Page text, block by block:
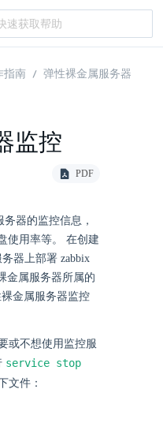
指南
弹性裸金属服务器
监控
PDF
器的监控信息，
使用率等。 在创建
器上部署 zabbix
金属服务器所属的
金属服务器监控
或不想使用监控服
service stop
文件：